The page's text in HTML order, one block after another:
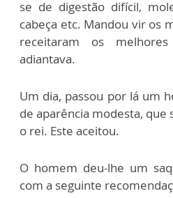
se de digestão difícil,
cabeça etc. Mandou vir os
receitaram os
adiantava.
Um dia, passou por lá um
de aparência modesta,
o rei. Este aceitou.
O homem deu-lhe um
com a seguinte